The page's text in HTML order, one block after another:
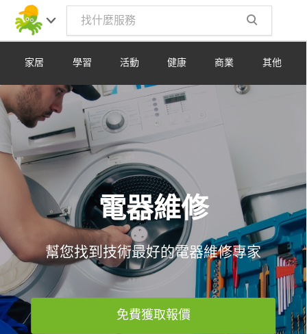
家居 學習 活動 健康 商業 其他
電器維修
幫您找到技術最好的電器維修專家
免費獲取報價